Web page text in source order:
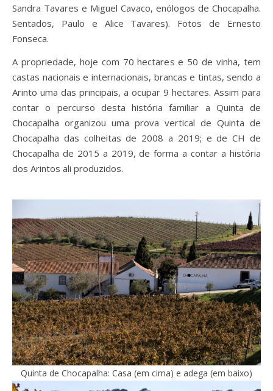
Sandra Tavares e Miguel Cavaco, enólogos de Chocapalha.
Sentados, Paulo e Alice Tavares). Fotos de Ernesto
Fonseca.
A propriedade, hoje com 70 hectares e 50 de vinha, tem
castas nacionais e internacionais, brancas e tintas, sendo a
Arinto uma das principais, a ocupar 9 hectares. Assim para
contar o percurso desta história familiar a Quinta de
Chocapalha organizou uma prova vertical de Quinta de
Chocapalha das colheitas de 2008 a 2019; e de CH de
Chocapalha de 2015 a 2019, de forma a contar a história
dos Arintos ali produzidos.
Quinta de Chocapalha: Casa (em cima) e adega (em baixo)